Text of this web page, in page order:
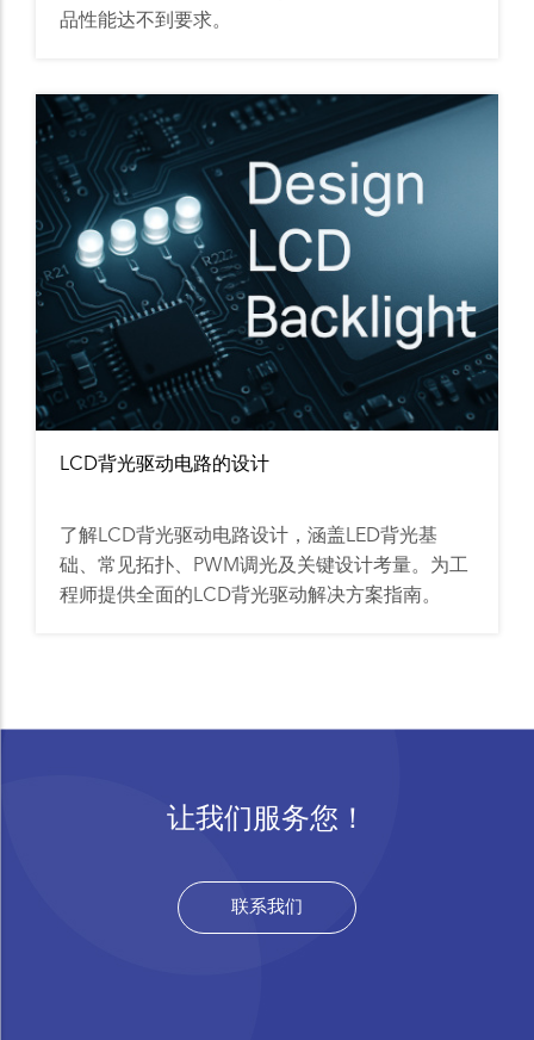
品性能达不到要求。
LCD背光驱动电路的设计
了解LCD背光驱动电路设计，涵盖LED背光基
础、常见拓扑、PWM调光及关键设计考量。为工
程师提供全面的LCD背光驱动解决方案指南。
让我们服务您！
联系我们